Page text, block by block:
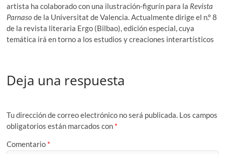
artista ha colaborado con una ilustración-figurín para la Revista
Parnaso de la Universitat de Valencia. Actualmente dirige el n.º 8
de la revista literaria Ergo (Bilbao), edición especial, cuya
temática irá en torno a los estudios y creaciones interartísticos
Deja una respuesta
Tu dirección de correo electrónico no será publicada. Los campos
obligatorios están marcados con *
Comentario *